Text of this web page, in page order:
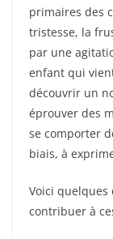
primaires des
tristesse, la
par une
enfant qui
découvrir un
éprouver des
se comporter
biais, à
Voici
contribuer à